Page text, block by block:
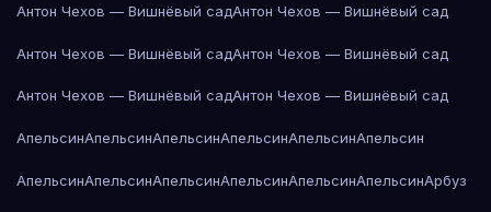
Антон Чехов — Вишнёвый садАнтон Чехов — Вишнёвый сад
Антон Чехов — Вишнёвый садАнтон Чехов — Вишнёвый сад
Антон Чехов — Вишнёвый садАнтон Чехов — Вишнёвый сад
АпельсинАпельсинАпельсинАпельсинАпельсинАпельсин
АпельсинАпельсинАпельсинАпельсинАпельсинАпельсинАрбуз